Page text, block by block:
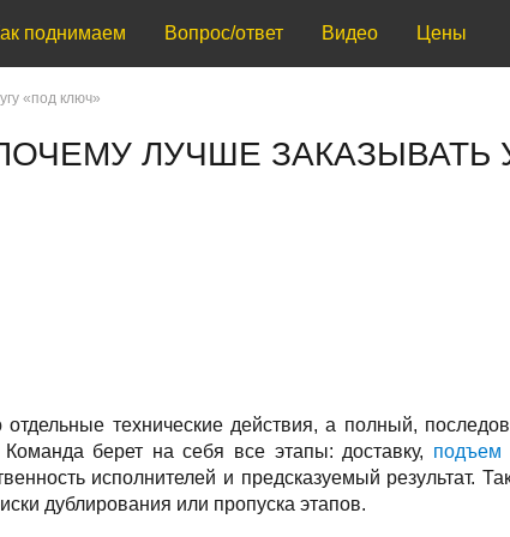
поднимаем Вопрос/ответ Видео Цены
«под ключ»
ЛУЧШЕ ЗАКАЗЫВАТЬ
технические действия, а полный,
берет на себя все этапы: доставку, подъем
исполнителей и предсказуемый результат.
дублирования или пропуска этапов.